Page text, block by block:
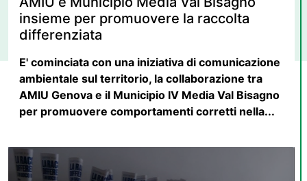
insieme per promuovere la raccolta
differenziata
E' cominciata con una iniziativa di comunicazione
ambientale sul territorio, la collaborazione tra
AMIU Genova e il Municipio IV Media Val Bisagno
per promuovere comportamenti corretti nella...